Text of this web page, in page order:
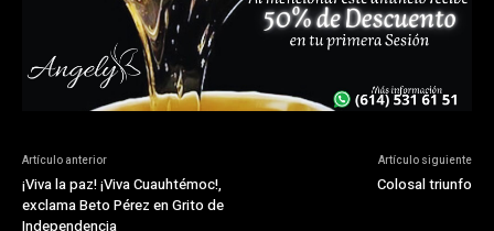
Artículo anterior
¡Viva la paz! ¡Viva Cuauhtémoc!,
exclama Beto Pérez en Grito de
Independencia
Artículo siguiente
Colosal triunfo